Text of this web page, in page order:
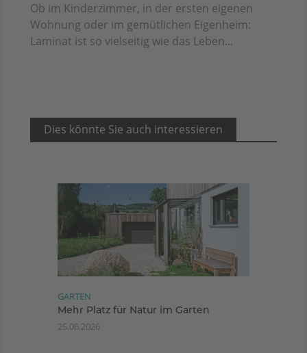
Ob im Kinderzimmer, in der ersten eigenen
Wohnung oder im gemütlichen Eigenheim:
Laminat ist so vielseitig wie das Leben...
Dies könnte Sie auch interessieren
GARTEN
Mehr Platz für Natur im Garten
25.06.2026